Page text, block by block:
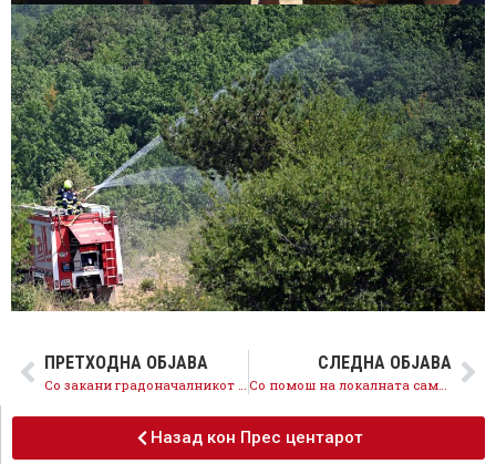
ПРЕТХОДНА ОБЈАВА СЛЕДНА ОБЈАВА
Со помош на локалната самоуправа и градоначалникот на Делчево 58 годишниот жител на Нов Истевник добива нов дом
Назад кон Прес центарот